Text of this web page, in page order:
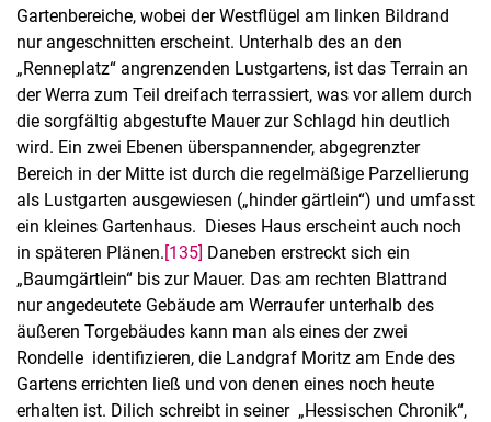
Gartenbereiche, wobei der Westflügel am linken Bildrand
nur angeschnitten erscheint. Unterhalb des an den
„Renneplatz“ angrenzenden Lustgartens, ist das Terrain an
der Werra zum Teil dreifach terrassiert, was vor allem durch
die sorgfältig abgestufte Mauer zur Schlagd hin deutlich
wird. Ein zwei Ebenen überspannender, abgegrenzter
Bereich in der Mitte ist durch die regelmäßige Parzellierung
als Lustgarten ausgewiesen („hinder gärtlein“) und umfasst
ein kleines Gartenhaus. Dieses Haus erscheint auch noch
in späteren Plänen.[135] Daneben erstreckt sich ein
„Baumgärtlein“ bis zur Mauer. Das am rechten Blattrand
nur angedeutete Gebäude am Werraufer unterhalb des
äußeren Torgebäudes kann man als eines der zwei
Rondelle identifizieren, die Landgraf Moritz am Ende des
Gartens errichten ließ und von denen eines noch heute
erhalten ist. Dilich schreibt in seiner „Hessischen Chronik“,